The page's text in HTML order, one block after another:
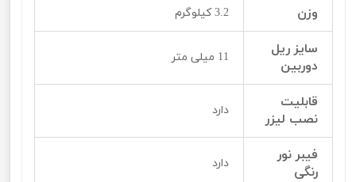
وزن 3.2 کیلوگرم
سایز ریل
دوربین
11 میلی متر
قابلیت
نصب لیزر
دارد
فیبر نور
رنگی
دارد